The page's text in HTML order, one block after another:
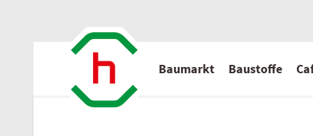
Baumarkt Baustoffe